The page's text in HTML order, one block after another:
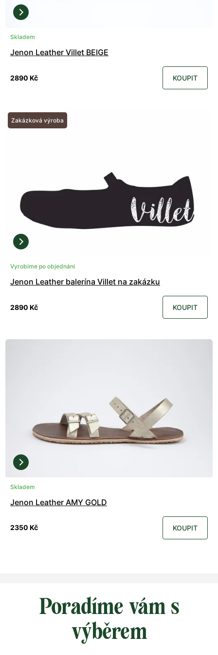
Skladem
Jenon Leather Villet BEIGE
2890 Kč KOUPIT
Zakázková výroba
Vyrobíme po objednání
Jenon Leather balerína Villet na zakázku
2890 Kč KOUPIT
Skladem
Jenon Leather AMY GOLD
2350 Kč KOUPIT
Poradíme vám s
výběrem